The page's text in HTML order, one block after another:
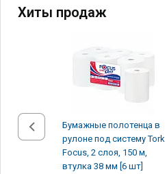
Хиты продаж
Бумажные полотенца в
рулоне под систему Tork
Focus, 2 слоя, 150 м,
втулка 38 мм [6 шт]